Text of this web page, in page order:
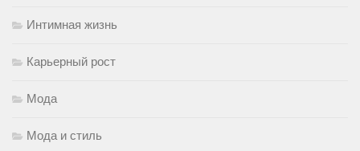
Интимная жизнь
Карьерный рост
Мода
Мода и стиль